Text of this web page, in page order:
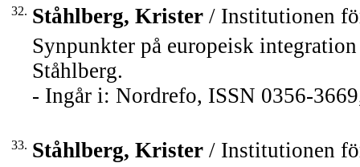
32. Ståhlberg, Krister / Institutionen
Synpunkter på europeisk
Ståhlberg.
- Ingår i: Nordrefo, ISSN 0356-
33. Ståhlberg, Krister / Institutionen